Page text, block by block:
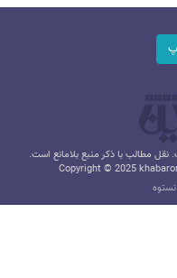
مطالب با ذکر منبع بلامانع است.
Copyright © 2025